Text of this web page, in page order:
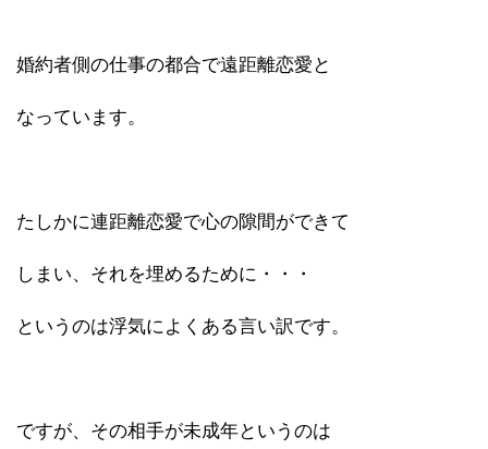
婚約者側の仕事の都合で遠距離恋愛と
なっています。
たしかに連距離恋愛で心の隙間ができて
しまい、それを埋めるために・・・
というのは浮気によくある言い訳です。
ですが、その相手が未成年というのは